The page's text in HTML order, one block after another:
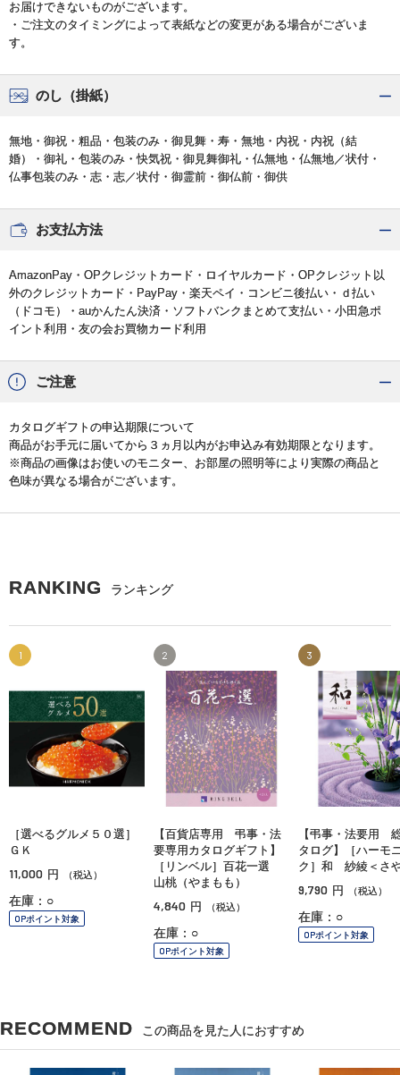
お届けできないものがございます。
・ご注文のタイミングによって表紙などの変更がある場合がございま
す。
のし（掛紙）
無地・御祝・粗品・包装のみ・御見舞・寿・無地・内祝・内祝（結
婚）・御礼・包装のみ・快気祝・御見舞御礼・仏無地・仏無地／状付・
仏事包装のみ・志・志／状付・御霊前・御仏前・御供
お支払方法
AmazonPay・OPクレジットカード・ロイヤルカード・OPクレジット以
外のクレジットカード・PayPay・楽天ペイ・コンビニ後払い・ｄ払い
（ドコモ）・auかんたん決済・ソフトバンクまとめて支払い・小田急ポ
イント利用・友の会お買物カード利用
ご注意
カタログギフトの申込期限について
商品がお手元に届いてから３ヵ月以内がお申込み有効期限となります。
※商品の画像はお使いのモニター、お部屋の照明等により実際の商品と
色味が異なる場合がございます。
RANKING ランキング
1
［選べるグルメ５０選］
ＧＫ
11,000 円 （税込）
在庫：○
OPポイント対象
2
【百貨店専用 弔事・法
要専用カタログギフト】
［リンベル］百花一選
山桃（やまもも）
4,840 円 （税込）
在庫：○
OPポイント対象
3
【弔事・法要用
タログ】［ハーモ
ク］和 紗綾＜さ
9,790 円 （税込）
在庫：○
OPポイント対象
RECOMMEND この商品を見た人におすすめ